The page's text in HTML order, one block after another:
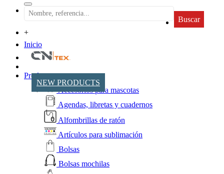
Buscar
+
Inicio
NEW PRODUCTS
Productos
Accesorios para mascotas
Agendas, libretas y cuadernos
Alfombrillas de ratón
Artículos para sublimación
Bolsas
Bolsas mochilas